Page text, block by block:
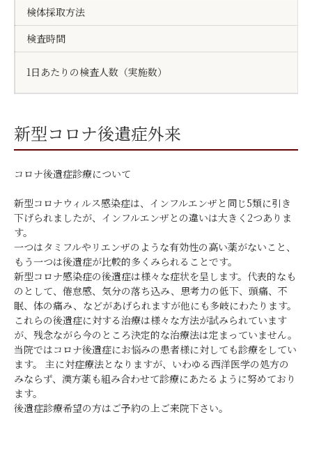
検体採取方法
検査時間
1日あたりの検査人数（実施数）
新型コロナ後遺症外来
コロナ後遺症診療について
新型コロナウィルス感染症は、インフルエンザと同じ5類に引き
下げられましたが、インフルエンザとの違いは大きく2つありま
す。
一つはタミフルやリエンザのような有効性の高い薬がないこと、
もう一つは後遺症が比較的多くみられることです。
新型コロナ感染症の後遺症は様々な症状を呈します。代表的なも
のとして、倦怠感、気分の落ち込み、思考力の低下、頭痛、不
眠、体の痛み、などがあげられますが他にも多岐にわたります。
これらの後遺症に対する治療は様々な方法が試みられています
が、残念ながら今のところ決定的な治療法は定まっていません。
当院ではコロナ後遺症にお悩みの患者様に対しても診療をしてい
ます。 主に対症療法となりますが、いわゆる西洋医学の処方の
みならず、漢方薬も組み合わせて診療にあたるように努めており
ます。
後遺症診療希望の方はご予約の上ご来院下さい。